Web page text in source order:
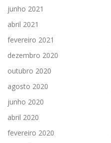
junho 2021
abril 2021
fevereiro 2021
dezembro 2020
outubro 2020
agosto 2020
junho 2020
abril 2020
fevereiro 2020